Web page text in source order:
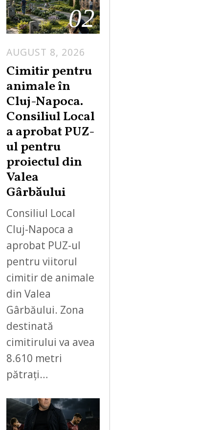
02
AUGUST 8, 2026
Cimitir pentru
animale în
Cluj-Napoca.
Consiliul Local
a aprobat PUZ-
ul pentru
proiectul din
Valea
Gârbăului
Consiliul Local
Cluj-Napoca a
aprobat PUZ-ul
pentru viitorul
cimitir de animale
din Valea
Gârbăului. Zona
destinată
cimitirului va avea
8.610 metri
pătrați…